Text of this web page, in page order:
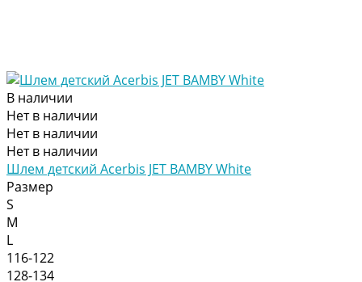
В наличии
Нет в наличии
Нет в наличии
Нет в наличии
Шлем детский Acerbis JET BAMBY White
Размер
S
M
L
116-122
128-134